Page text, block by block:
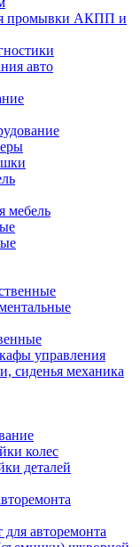
промывки АКПП и
авто
мебель
управления
сиденья механика
колес
деталей
авторемонта